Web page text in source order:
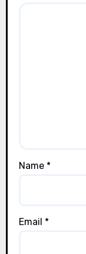
Name *
Email *